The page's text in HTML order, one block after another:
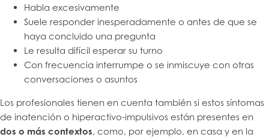
Habla excesivamente
Suele responder inesperadamente o antes de que se
haya concluido una pregunta
Le resulta difícil esperar su turno
Con frecuencia interrumpe o se inmiscuye con otras
conversaciones o asuntos
Los profesionales tienen en cuenta también si estos síntomas
de inatención o hiperactivo-impulsivos están presentes en
dos o más contextos, como, por ejemplo, en casa y en la